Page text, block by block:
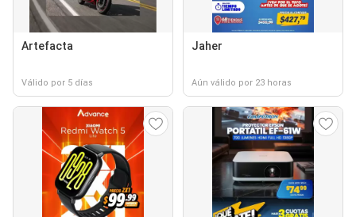
Artefacta
Válido por 5 días
Jaher
Aún válido por 23 horas